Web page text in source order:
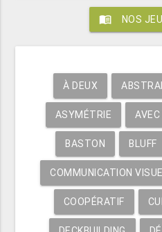
menu_book NOS
À DEUX
ASYMÉTRIE
BASTON BLUFF
COMMUNICATION
COOPÉRATIF